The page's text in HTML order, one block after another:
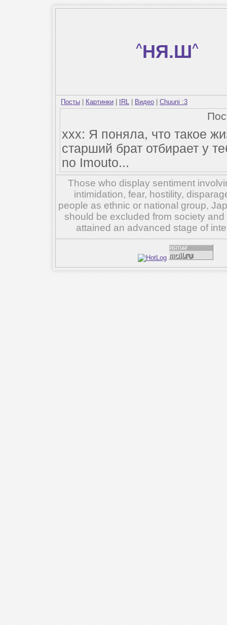
^НЯ.Ш^
Посты Картинки IRL Видео Chuuni :3
xxx: Я поняла, что такое
старший брат отбирает у
no Imouto...
Those who display sentiment
intimidation, fear, hostility,
people as ethnic or national group,
should be excluded from society
attained an advanced stage of